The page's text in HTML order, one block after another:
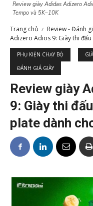
Review giày Adidas Adizero
Tempo và 5K–10K
Trang chủ Review - Đánh
Adizero Adios 9: Giày thi đấu
PHỤ KIỆN CHẠY BỘ
ĐÁNH GIÁ GIÀY
Review giày
9: Giày thi
plate dành